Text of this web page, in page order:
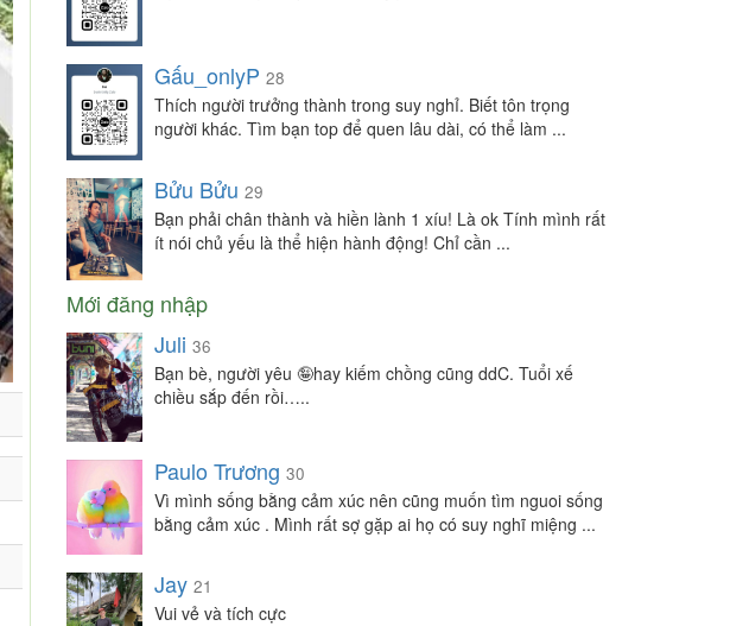
Gấu_onlyP 28
Thích người trưởng thành trong suy nghỉ. Biết tôn trọng
người khác. Tìm bạn top để quen lâu dài, có thể làm ...
Bửu Bửu 29
Bạn phải chân thành và hiền lành 1 xíu! Là ok Tính mình rất
ít nói chủ yếu là thể hiện hành động! Chỉ cần ...
Mới đăng nhập
Juli 36
Bạn bè, người yêu 🤪hay kiếm chồng cũng ddC. Tuổi xế
chiều sắp đến rồi…..
Paulo Trương 30
Vì mình sống bằng cảm xúc nên cũng muốn tìm nguoi sống
bằng cảm xúc . Mình rất sợ gặp ai họ có suy nghĩ miệng ...
Jay 21
Vui vẻ và tích cực